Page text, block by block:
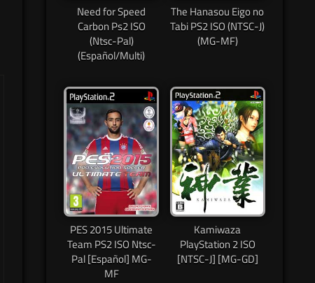
Need for Speed
Carbon Ps2 ISO
(Ntsc-Pal)
(Español/Multi)
The Hanasou Eigo no
Tabi PS2 ISO (NTSC-J)
(MG-MF)
PES 2015 Ultimate
Team PS2 ISO Ntsc-
Pal [Español] MG-
MF
Kamiwaza
PlayStation 2 ISO
[NTSC-J] [MG-GD]